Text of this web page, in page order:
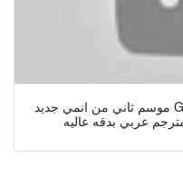
موسم ثاني من انمي جديد Gin No Guardian من الحلقه 1 الى 6